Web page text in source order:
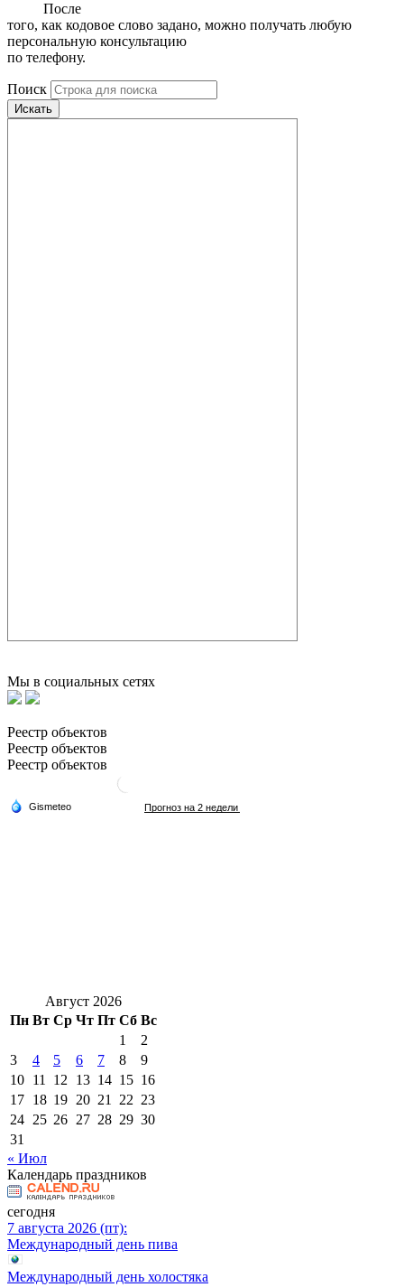
После
того, как кодовое слово задано, можно получать любую
персональную консультацию
по телефону.
Поиск
Искать
Мы в социальных сетях
Реестр объектов
Реестр объектов
Реестр объектов
Август 2026
Пн Вт Ср Чт Пт Сб Вс
1
2
3
4 5 6 7 8
9
10 11 12 13 14 15 16
17 18 19 20 21 22 23
24 25 26 27 28 29 30
31
« Июл
Календарь праздников
сегодня
7 августа 2026 (пт):
Международный день пива
Международный день холостяка